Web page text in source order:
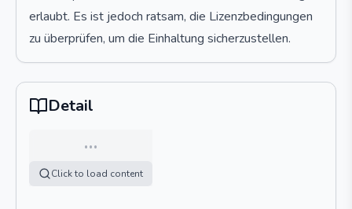
erlaubt. Es ist jedoch ratsam, die Lizenzbedingungen
zu überprüfen, um die Einhaltung sicherzustellen.
Detail
…
Click to load content